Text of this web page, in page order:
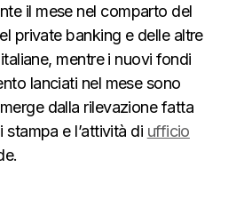
il mese nel comparto del
private banking e delle altre
mentre i nuovi fondi
lanciati nel mese sono
dalla rilevazione fatta
e l’attività di ufficio